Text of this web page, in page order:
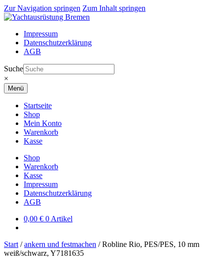
Zur Navigation springen Zum Inhalt springen
Impressum
Datenschutzerklärung
AGB
Suche
×
Menü
Startseite
Shop
Mein Konto
Warenkorb
Kasse
Shop
Warenkorb
Kasse
Impressum
Datenschutzerklärung
AGB
0,00 € 0 Artikel
Start /ankern und festmachen /Robline Rio, PES/PES, 10 mm
weiß/schwarz, Y7181635